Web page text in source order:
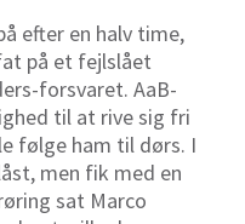
efter en halv time,
på et fejlslået
forsvaret. AaB-
til at rive sig fri
følge ham til dørs. I
men fik med en
sat Marco